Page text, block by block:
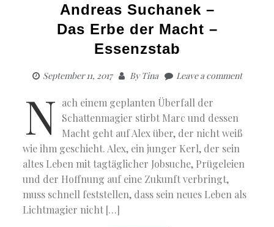
Andreas Suchanek –
Das Erbe der Macht –
Essenzstab
September 11, 2017 ByTina Leave a comment
N ach einem geplanten Überfall der
Schattenmagier stirbt Marc und dessen
Macht geht auf Alex über, der nicht weiß
wie ihm geschieht. Alex, ein junger Kerl, der sein
altes Leben mit tagtäglicher Jobsuche, Prügeleien
und der Hoffnung auf eine Zukunft verbringt,
muss schnell feststellen, dass sein neues Leben als
Lichtmagier nicht […]